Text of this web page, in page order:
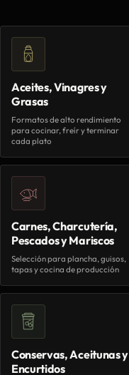
Aceites, Vinagres y
Grasas
Formatos de alto rendimiento
para cocinar, freír y terminar
cada plato
Carnes, Charcutería,
Pescados y Mariscos
Selección para plancha, guisos,
tapas y cocina de producción
Conservas, Aceitunas y
Encurtidos